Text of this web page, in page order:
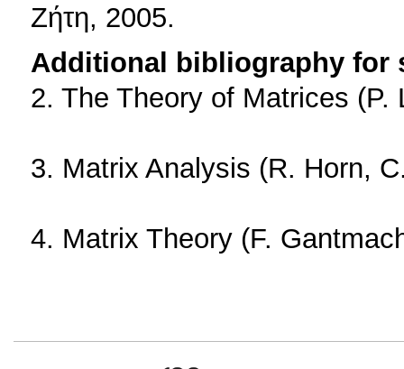
Ζήτη, 2005.
Additional bibliography for
2. The Theory of Matrices
3. Matrix Analysis (R. Horn,
4. Matrix Theory (F.